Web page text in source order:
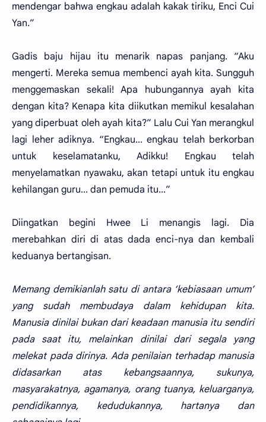
mendengar bahwa engkau adalah kakak tiriku, Enci Cui
Yan.”
Gadis baju hijau itu menarik napas panjang. “Aku
mengerti. Mereka semua membenci ayah kita. Sungguh
menggemaskan sekali! Apa hubungannya ayah kita
dengan kita? Kenapa kita diikutkan memikul kesalahan
yang diperbuat oleh ayah kita?” Lalu Cui Yan merangkul
lagi leher adiknya. “Engkau... engkau telah berkorban
untuk keselamatanku, Adikku! Engkau telah
menyelamatkan nyawaku, akan tetapi untuk itu engkau
kehilangan guru... dan pemuda itu...”
Diingatkan begini Hwee Li menangis lagi. Dia
merebahkan diri di atas dada enci-nya dan kembali
keduanya bertangisan.
Memang demikianlah satu di antara ‘kebiasaan umum’
yang sudah membudaya dalam kehidupan kita.
Manusia dinilai bukan dari keadaan manusia itu sendiri
pada saat itu, melainkan dinilai dari segala yang
melekat pada dirinya. Ada penilaian terhadap manusia
didasarkan atas kebangsaannya, sukunya,
masyarakatnya, agamanya, orang tuanya, keluarganya,
pendidikannya, kedudukannya, hartanya dan